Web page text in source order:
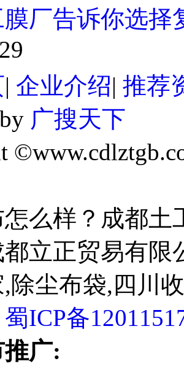
厂告诉你选
| 企业介绍| 推荐
广搜天下
么样？成都
立正贸易有
除尘布袋,四川
蜀ICP备
广: